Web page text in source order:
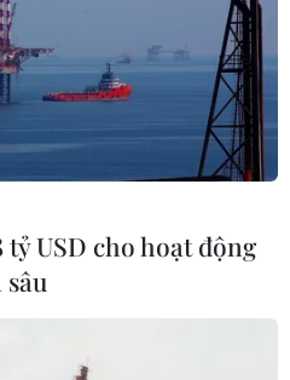
khiến
thêm
USD cho hoạt động